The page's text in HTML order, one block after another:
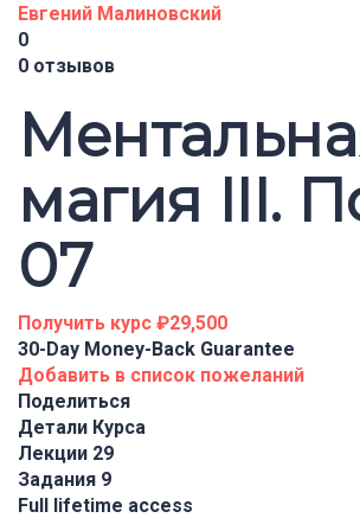
Евгений Малиновский
0
0 отзывов
магия III.
07
Получить курс ₽29,500
30-Day Money-Back Guarantee
Добавить в список пожеланий
Поделиться
Детали Курса
Лекции 29
Задания 9
Full lifetime access